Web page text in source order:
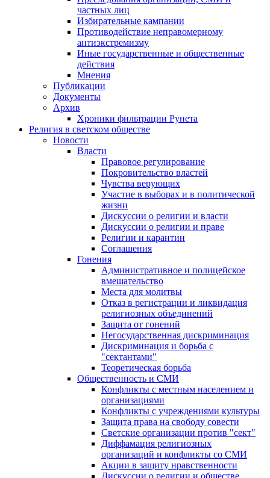
частных лиц
Избирательные кампании
Противодействие неправомерному
антиэкстремизму
Иные государственные и общественные
действия
Мнения
Публикации
Документы
Архив
Хроники фильтрации Рунета
Религия в светском обществе
Новости
Власти
Правовое регулирование
Покровительство властей
Чувства верующих
Участие в выборах и в политической
жизни
Дискуссии о религии и власти
Дискуссии о религии и праве
Религии и карантин
Соглашения
Гонения
Административное и полицейское
вмешательство
Места для молитвы
Отказ в регистрации и ликвидация
религиозных объединений
Защита от гонений
Негосударственная дискриминация
Дискриминация и борьба с
"сектантами"
Теоретическая борьба
Общественность и СМИ
Конфликты с местным населением и
организациями
Конфликты с учреждениями культуры
Защита права на свободу совести
Светские организации против "сект"
Диффамация религиозных
организаций и конфликты со СМИ
Акции в защиту нравственности